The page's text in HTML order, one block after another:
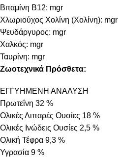
Βιταμίνη B12: mgr
Χλωριούχος Χολίνη (Χολίνη): mgr
Ψευδάργυρος: mgr
Χαλκός: mgr
Ταυρίνη: mgr
Ζωοτεχνικά Πρόσθετα:
ΕΓΓΥΗΜΕΝΗ ΑΝΑΛΥΣΗ
Πρωτεΐνη 32 %
Ολικές Λιπαρές Ουσίες 18 %
Ολικές Ινώδεις Ουσίες 2,5 %
Ολική Τέφρα 9,3 %
Υγρασία 9 %